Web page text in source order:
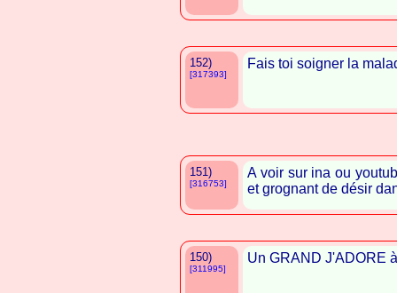
152)
[317393]
Fais toi soigner la
151)
[316753]
A voir sur ina ou
et grognant de désir
150)
[311995]
Un GRAND J'ADORE